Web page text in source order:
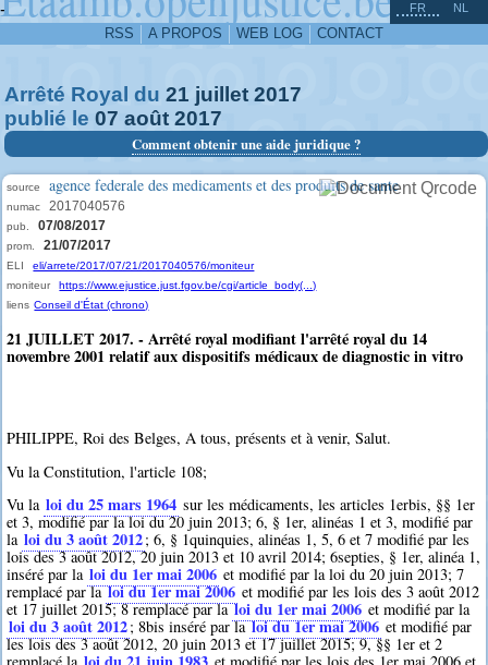
-
RSS A PROPOS WEB LOG CONTACT
FR NL
Arrêté Royal du 21 juillet 2017
publié le 07 août 2017
Comment obtenir une aide juridique ?
source agence federale des medicaments et des produits de sante
numac 2017040576
pub. 07/08/2017
prom. 21/07/2017
ELI
eli/arrete/2017/07/21/2017040576/moniteur
moniteur
https://www.ejustice.just.fgov.be/cgi/article_body(...)
liens Conseil d'État (chrono)
21 JUILLET 2017. - Arrêté royal modifiant l'arrêté royal du 14
novembre 2001 relatif aux dispositifs médicaux de diagnostic in vitro
PHILIPPE, Roi des Belges, A tous, présents et à venir, Salut.
Vu la Constitution, l'article 108;
Vu la loi du 25 mars 1964 sur les médicaments, les articles 1erbis, §§ 1er
et 3, modifié par la loi du 20 juin 2013; 6, § 1er, alinéas 1 et 3, modifié par
la loi du 3 août 2012; 6, § 1quinquies, alinéas 1, 5, 6 et 7 modifié par les
lois des 3 août 2012, 20 juin 2013 et 10 avril 2014; 6septies, § 1er, alinéa 1,
inséré par la loi du 1er mai 2006 et modifié par la loi du 20 juin 2013; 7
remplacé par laloi du 1er mai 2006 et modifié par les lois des 3 août 2012
et 17 juillet 2015; 8 remplacé par laloi du 1er mai 2006 et modifié par la
loi du 3 août 2012; 8bis inséré par laloi du 1er mai 2006 et modifié par
les lois des 3 août 2012, 20 juin 2013 et 17 juillet 2015; 9, §§ 1er et 2
^